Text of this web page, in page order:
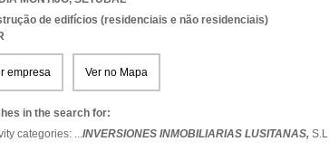
de edifícios (residenciais e não residenciais)
empresa Ver no Mapa
in the search for:
categories: ...INVERSIONES INMOBILIARIAS LUSITANAS,